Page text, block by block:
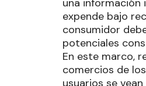
una información
expende bajo
consumidor
potenciales
En este marco,
comercios de